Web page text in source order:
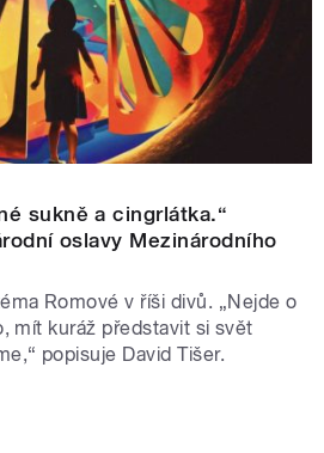
sukně a cingrlátka.“
oslavy Mezinárodního
Romové v říši divů. „Nejde o
mít kuráž představit si svět
popisuje David Tišer.